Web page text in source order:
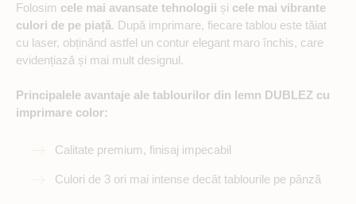
Folosim cele mai avansate tehnologii și cele mai vibrante
culori de pe piață. După imprimare, fiecare tablou este tăiat
cu laser, obținând astfel un contur elegant maro închis, care
evidențiază și mai mult designul.
Principalele avantaje ale tablourilor din lemn DUBLEZ cu
imprimare color:
Calitate premium, finisaj impecabil
Culori de 3 ori mai intense decât tablourile pe pânză